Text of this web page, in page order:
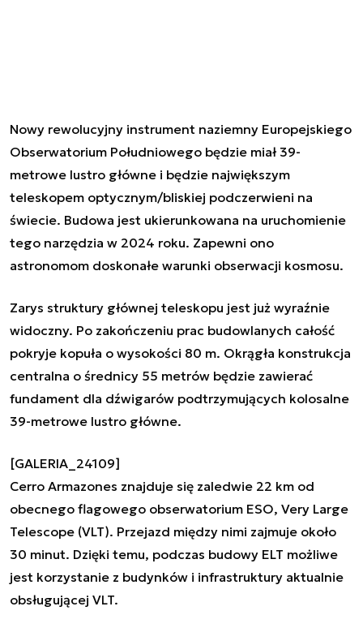
Nowy rewolucyjny instrument naziemny Europejskiego
Obserwatorium Południowego będzie miał 39-
metrowe lustro główne i będzie największym
teleskopem optycznym/bliskiej podczerwieni na
świecie. Budowa jest ukierunkowana na uruchomienie
tego narzędzia w 2024 roku. Zapewni ono
astronomom doskonałe warunki obserwacji kosmosu.
Zarys struktury głównej teleskopu jest już wyraźnie
widoczny. Po zakończeniu prac budowlanych całość
pokryje kopuła o wysokości 80 m. Okrągła konstrukcja
centralna o średnicy 55 metrów będzie zawierać
fundament dla dźwigarów podtrzymujących kolosalne
39-metrowe lustro główne.
[GALERIA_24109]
Cerro Armazones znajduje się zaledwie 22 km od
obecnego flagowego obserwatorium ESO, Very Large
Telescope (VLT). Przejazd między nimi zajmuje około
30 minut. Dzięki temu, podczas budowy ELT możliwe
jest korzystanie z budynków i infrastruktury aktualnie
obsługującej VLT.